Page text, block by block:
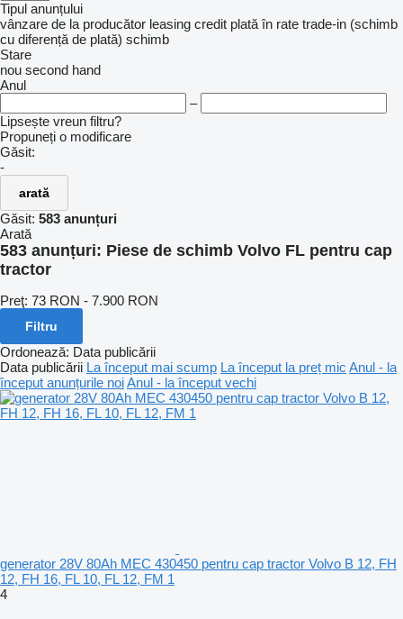
Tipul anunțului
vânzare de la producător leasing credit plată în rate trade-in (schimb
cu diferență de plată) schimb
Stare
nou second hand
Anul
–
Lipsește vreun filtru?
Propuneți o modificare
Găsit:
-
arată
Găsit: 583 anunțuri
Arată
583 anunțuri: Piese de schimb Volvo FL pentru cap
tractor
Preţ: 73 RON - 7.900 RON
Filtru
Ordonează: Data publicării
Data publicării La început mai scump La început la preț mic Anul - la
început anunțurile noiAnul - la început vechi
generator 28V 80Ah MEC 430450 pentru cap tractor Volvo B 12, FH
12, FH 16, FL 10, FL 12, FM 1
4